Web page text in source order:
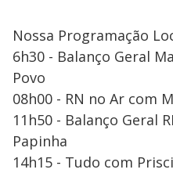
Nossa Programação
6h30 - Balanço Geral
Povo
08h00 - RN no Ar com
11h50 - Balanço Geral
Papinha
14h15 - Tudo com